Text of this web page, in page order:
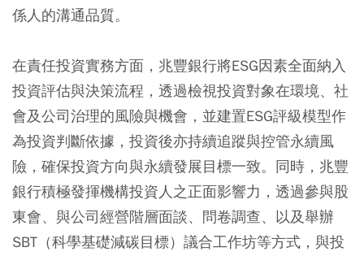
係人的溝通品質。
在責任投資實務方面，兆豐銀行將ESG因素全面納入
投資評估與決策流程，透過檢視投資對象在環境、社
會及公司治理的風險與機會，並建置ESG評級模型作
為投資判斷依據，投資後亦持續追蹤與控管永續風
險，確保投資方向與永續發展目標一致。同時，兆豐
銀行積極發揮機構投資人之正面影響力，透過參與股
東會、與公司經營階層面談、問卷調查、以及舉辦
SBT（科學基礎減碳目標）議合工作坊等方式，與投